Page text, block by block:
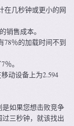
在几秒钟或更小的网
销售成本。
78％的加载时间不到
。
动设备上为2.594
如果您想击败竞争
三秒钟，就该找出